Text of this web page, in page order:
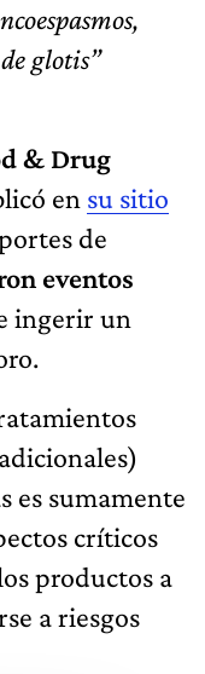
glotis”
& Drug
en su sitio
de
eventos
ingerir un
es sumamente
críticos
productos a
a riesgos